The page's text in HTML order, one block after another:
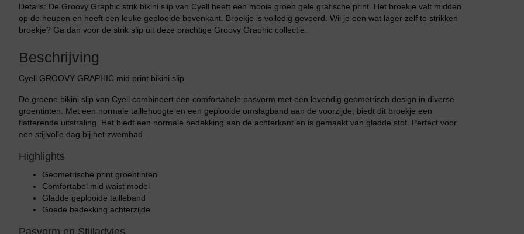
Details: De Groovy Graphic strik bikini slip van Cyell heeft een mooie groen gele grafische print. Het broekje valt midden
op de heupen en heeft een leuke geplooide bovenkant. Broekje is volledig gevoerd. Wil je een wat lager zelf te strikken
broekje? Ga dan voor de strik slip uit deze prachtige Groovy Graphic collectie.
Beschrijving
Cyell GROOVY GRAPHIC mid print bikini slip
De groene bikini slip van Cyell combineert een comfortabele pasvorm met een levendig geometrisch design in diverse
groentinten. Met een normale taillehoogte en een geplooide omslagband aan de voorzijde, biedt dit broekje een
flatterende uitstraling. Het biedt een normale bedekking aan de achterkant en is gemaakt van gladde stof. Perfect voor
een stijlvolle dag bij het zwembad.
Highlights
Geometrische print groentinten
Comfortabel mid waist model
Gladde geplooide tailleband
Goede bedekking achterzijde
Pasvorm en Stijladvies